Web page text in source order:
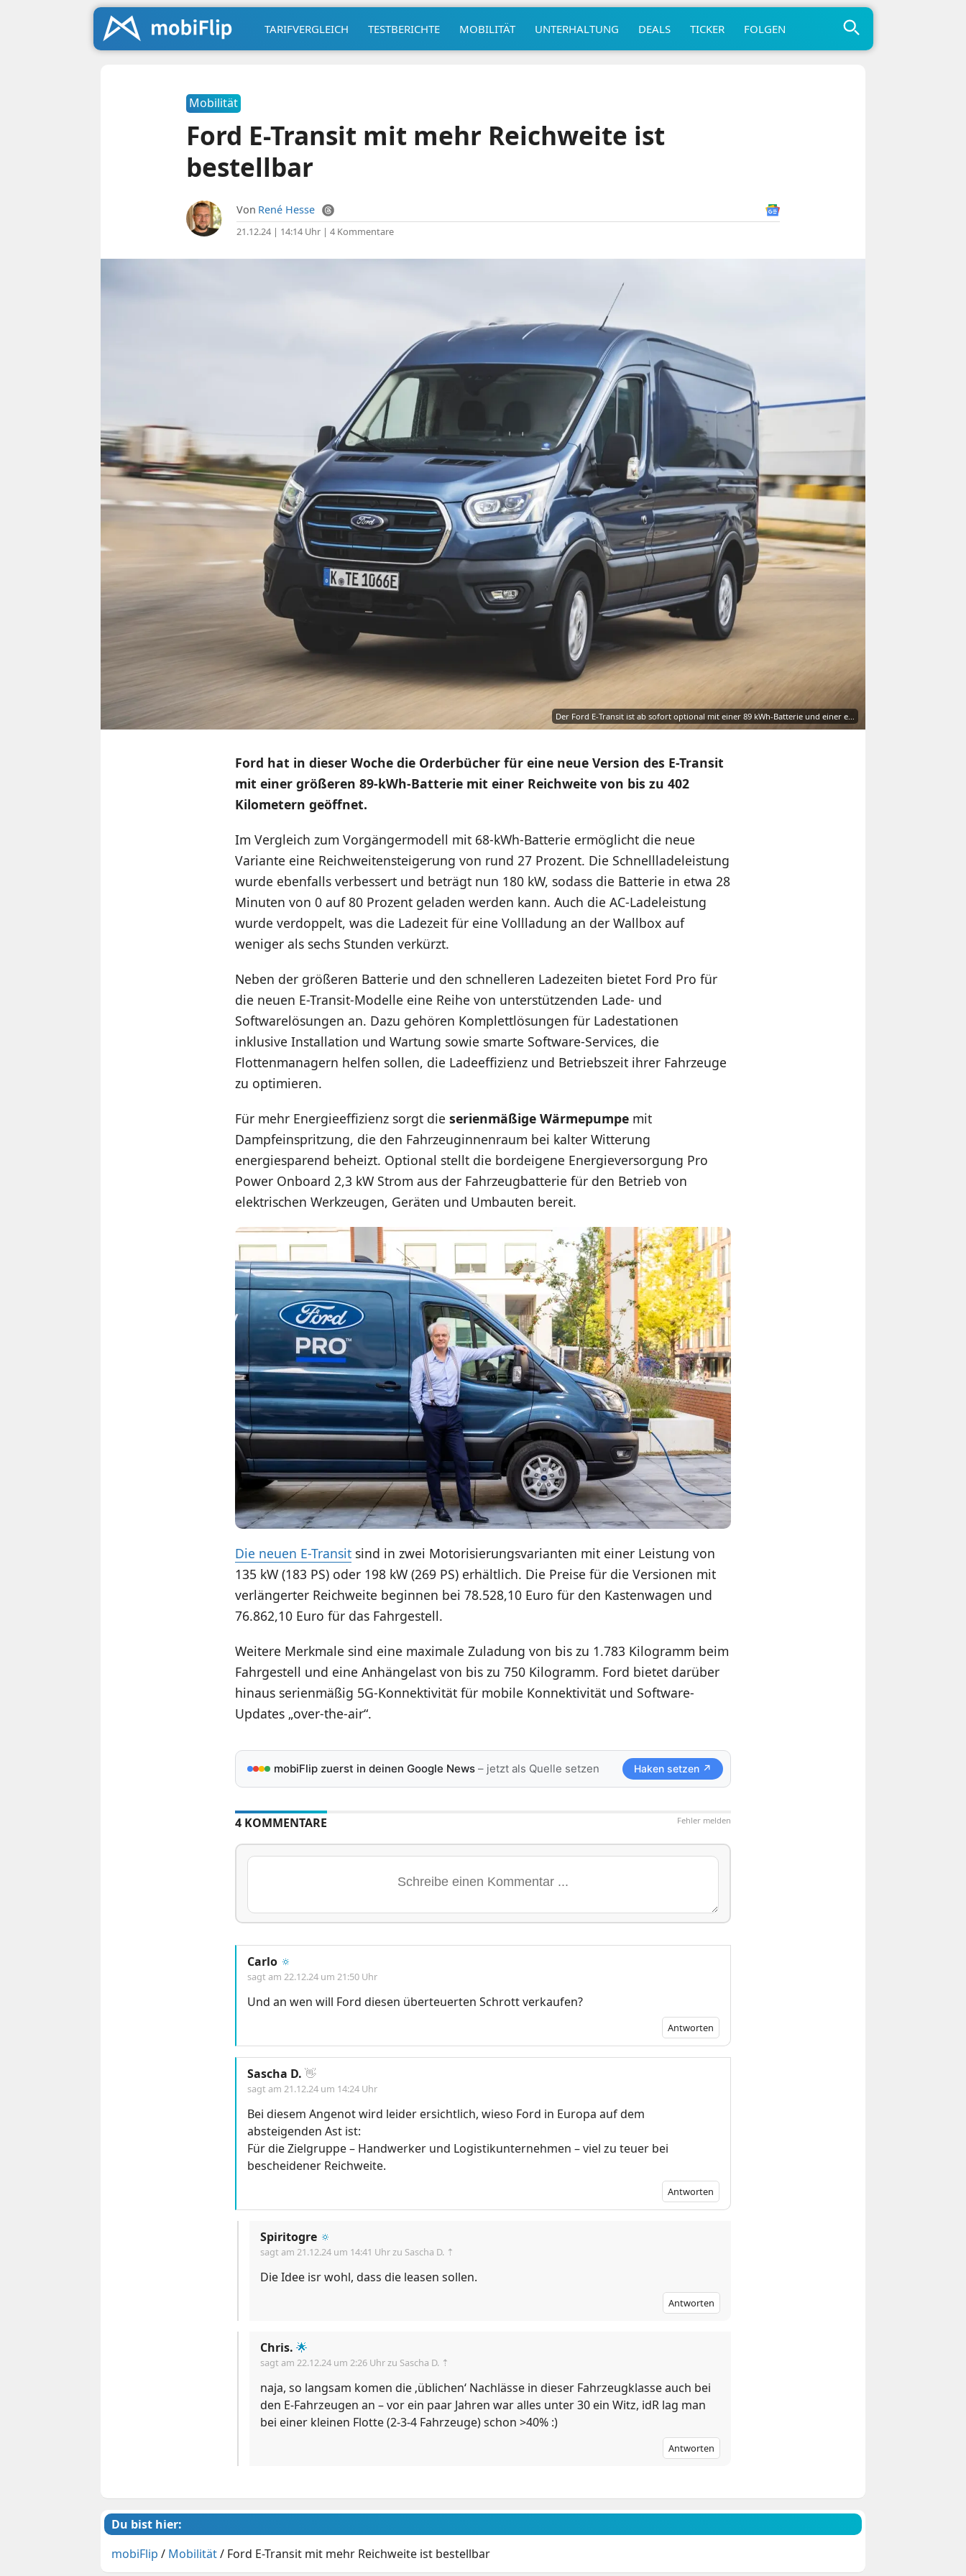
TARIFVERGLEICH TESTBERICHTE MOBILITÄT UNTERHALTUNG DEALS TICKER FOLGEN
Mobilität
Ford E-Transit mit mehr Reichweite ist
bestellbar
Von René Hesse
21.12.24 | 14:14 Uhr| 4 Kommentare
Der Ford E-Transit ist ab sofort optional mit einer 89 kWh-Batterie und einer e…
Ford hat in dieser Woche die Orderbücher für eine neue Version des E-Transit
mit einer größeren 89-kWh-Batterie mit einer Reichweite von bis zu 402
Kilometern geöffnet.
Im Vergleich zum Vorgängermodell mit 68-kWh-Batterie ermöglicht die neue
Variante eine Reichweitensteigerung von rund 27 Prozent. Die Schnellladeleistung
wurde ebenfalls verbessert und beträgt nun 180 kW, sodass die Batterie in etwa 28
Minuten von 0 auf 80 Prozent geladen werden kann. Auch die AC-Ladeleistung
wurde verdoppelt, was die Ladezeit für eine Vollladung an der Wallbox auf
weniger als sechs Stunden verkürzt.
Neben der größeren Batterie und den schnelleren Ladezeiten bietet Ford Pro für
die neuen E-Transit-Modelle eine Reihe von unterstützenden Lade- und
Softwarelösungen an. Dazu gehören Komplettlösungen für Ladestationen
inklusive Installation und Wartung sowie smarte Software-Services, die
Flottenmanagern helfen sollen, die Ladeeffizienz und Betriebszeit ihrer Fahrzeuge
zu optimieren.
Für mehr Energieeffizienz sorgt die serienmäßige Wärmepumpemit
Dampfeinspritzung, die den Fahrzeuginnenraum bei kalter Witterung
energiesparend beheizt. Optional stellt die bordeigene Energieversorgung Pro
Power Onboard 2,3 kW Strom aus der Fahrzeugbatterie für den Betrieb von
elektrischen Werkzeugen, Geräten und Umbauten bereit.
Die neuen E-Transitsind in zwei Motorisierungsvarianten mit einer Leistung von
135 kW (183 PS) oder 198 kW (269 PS) erhältlich. Die Preise für die Versionen mit
verlängerter Reichweite beginnen bei 78.528,10 Euro für den Kastenwagen und
76.862,10 Euro für das Fahrgestell.
Weitere Merkmale sind eine maximale Zuladung von bis zu 1.783 Kilogramm beim
Fahrgestell und eine Anhängelast von bis zu 750 Kilogramm. Ford bietet darüber
hinaus serienmäßig 5G-Konnektivität für mobile Konnektivität und Software-
Updates „over-the-air“.
mobiFlip zuerst in deinen Google News– jetzt als Quelle setzen Haken setzen ↗
Fehler melden
4 KOMMENTARE
Carlo 🔅
sagt am 22.12.24 um 21:50 Uhr
Und an wen will Ford diesen überteuerten Schrott verkaufen?
Antworten
Sascha D. 👋
sagt am 21.12.24 um 14:24 Uhr
Bei diesem Angenot wird leider ersichtlich, wieso Ford in Europa auf dem
absteigenden Ast ist:
Für die Zielgruppe – Handwerker und Logistikunternehmen – viel zu teuer bei
bescheidener Reichweite.
Antworten
Spiritogre 🔅
sagt am 21.12.24 um 14:41 Uhr zu Sascha D. ⇡
Die Idee isr wohl, dass die leasen sollen.
Antworten
Chris. 🌟
sagt am 22.12.24 um 2:26 Uhr zu Sascha D. ⇡
naja, so langsam komen die ‚üblichen‘ Nachlässe in dieser Fahrzeugklasse auch bei
den E-Fahrzeugen an – vor ein paar Jahren war alles unter 30 ein Witz, idR lag man
bei einer kleinen Flotte (2-3-4 Fahrzeuge) schon >40% :)
Antworten
Du bist hier:
mobiFlip / Mobilität/ Ford E-Transit mit mehr Reichweite ist bestellbar